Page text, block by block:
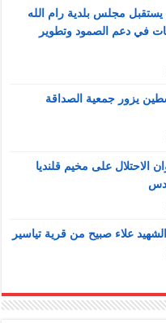
مجلس بلدية رام الله
في دعم الصمود وتطوير
يزور جمعية الصداقة
الاحتلال على مخيم قلنديا
علاء صبيح من قرية تياسير